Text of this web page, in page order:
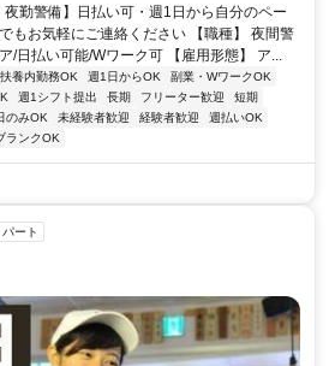
勤警備】日払い可・週1日から自分のペー
もお気軽にご連絡ください 【職種】 夜間警
/日払い可能/Wワーク可 【雇用形態】 ア...
扶養内勤務OK 週1日からOK
副業・WワークOK
週1シフト提出 長期 フリーター歓迎
短期
のみOK 未経験者歓迎 経験者歓迎
週払いOK
ランクOK
ート